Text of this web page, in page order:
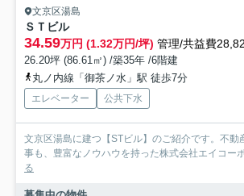
文京区湯島
ＳＴビル
34.59万円 (1.32万円/坪) 管理/共益費
26.20坪 (86.61㎡) /築35年 /6階建
丸ノ内線「御茶ノ水」駅 徒歩7分
エレベーター 公共下水
文京区湯島に建つ【STビル】のご紹介です。不動
事も、豊富なノウハウを持った株式会社エイコー
る